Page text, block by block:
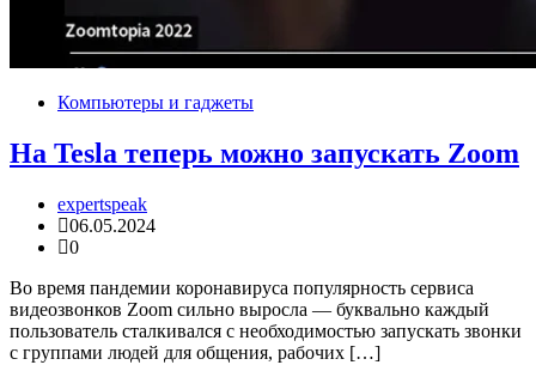
Компьютеры и гаджеты
На Tesla теперь можно запускать Zoom
expertspeak
06.05.2024
0
Во время пандемии коронавируса популярность сервиса
видеозвонков Zoom сильно выросла — буквально каждый
пользователь сталкивался с необходимостью запускать звонки
с группами людей для общения, рабочих […]